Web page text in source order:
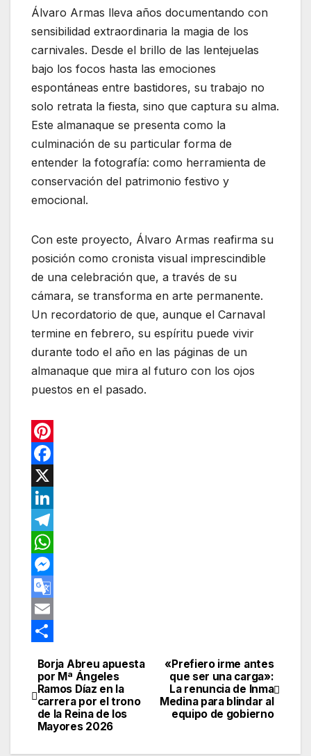
Álvaro Armas lleva años documentando con
sensibilidad extraordinaria la magia de los
carnivales. Desde el brillo de las lentejuelas
bajo los focos hasta las emociones
espontáneas entre bastidores, su trabajo no
solo retrata la fiesta, sino que captura su alma.
Este almanaque se presenta como la
culminación de su particular forma de
entender la fotografía: como herramienta de
conservación del patrimonio festivo y
emocional.
Con este proyecto, Álvaro Armas reafirma su
posición como cronista visual imprescindible
de una celebración que, a través de su
cámara, se transforma en arte permanente.
Un recordatorio de que, aunque el Carnaval
termine en febrero, su espíritu puede vivir
durante todo el año en las páginas de un
almanaque que mira al futuro con los ojos
puestos en el pasado.
P
n
e
r
e
s
F
a
c
e
b
o
o
k
X
L
n
k
e
d
T
e
e
g
m
W
h
a
A
p
M
e
s
n
G
o
l
E
im
Navegación
de
entradas
«Prefiero irme antes
que ser una carga»:
La renuncia de Inma
Medina para blindar al
equipo de gobierno
Borja Abreu apuesta
por Mª Ángeles
Ramos Díaz en la
carrera por el trono
de la Reina de los
Mayores 2026